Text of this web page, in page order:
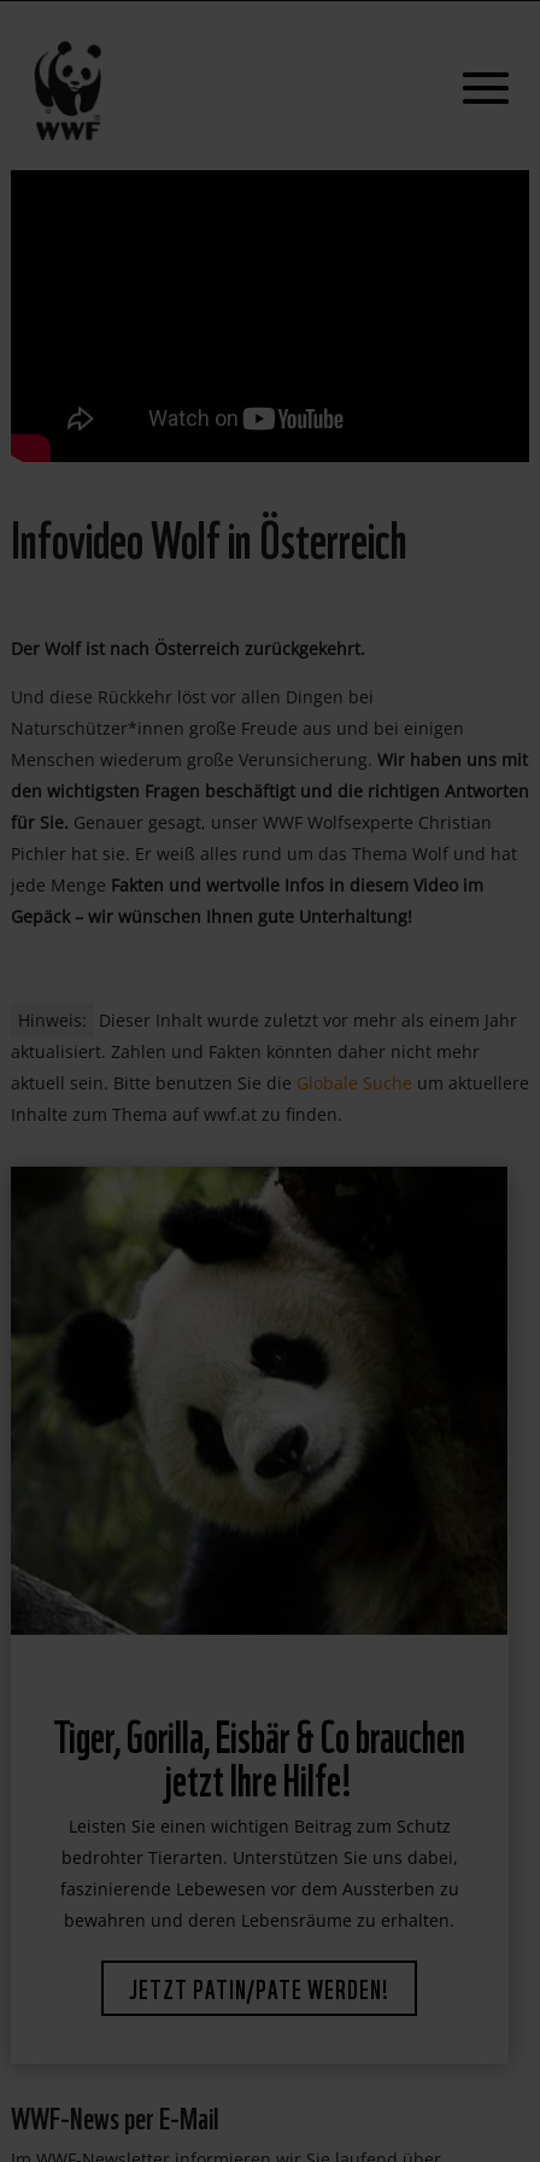
Infovideo Wolf in Österreich
Der Wolf ist nach Österreich zurückgekehrt.
Und diese Rückkehr löst vor allen Dingen bei
Naturschützer*innen große Freude aus und bei einigen
Menschen wiederum große Verunsicherung. Wir haben uns mit
den wichtigsten Fragen beschäftigt und die richtigen Antworten
für Sie. Genauer gesagt, unser WWF Wolfsexperte Christian
Pichler hat sie. Er weiß alles rund um das Thema Wolf und hat
jede Menge Fakten und wertvolle Infos in diesem Video im
Gepäck – wir wünschen Ihnen gute Unterhaltung!
Hinweis:
Dieser Inhalt wurde zuletzt vor mehr als einem Jahr
aktualisiert. Zahlen und Fakten könnten daher nicht mehr
aktuell sein. Bitte benutzen Sie die Globale Suche um aktuellere
Inhalte zum Thema auf wwf.at zu finden.
Tiger, Gorilla, Eisbär & Co brauchen
jetzt Ihre Hilfe!
Leisten Sie einen wichtigen Beitrag zum Schutz
bedrohter Tierarten. Unterstützen Sie uns dabei,
faszinierende Lebewesen vor dem Aussterben zu
bewahren und deren Lebensräume zu erhalten.
JETZT PATIN/PATE WERDEN!
WWF-News per E-Mail